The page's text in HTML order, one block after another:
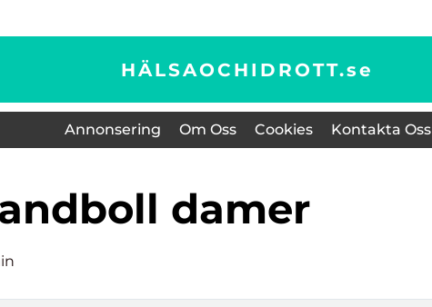
HÄLSAOCHIDROTT.se
Annonsering Om Oss Cookies Kontakta Oss
damer